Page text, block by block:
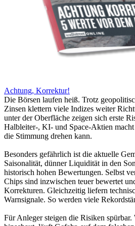
Achtung, Korrektur!
Die Börsen laufen heiß. Trotz
Zinsen klettern viele Indizes weiter
unter der Oberfläche zeigen sich erste
Halbleiter-, KI- und Space-Aktien
die Stimmung drehen kann.
Besonders gefährlich ist die aktuelle
Saisonalität, dünner Liquidität in den
historisch hohen Bewertungen. Selbst
Chips sind inzwischen teuer bewertet
Korrekturen. Gleichzeitig liefern
Warnsignale. So werden viele
Für Anleger steigen die Risiken spürbar.